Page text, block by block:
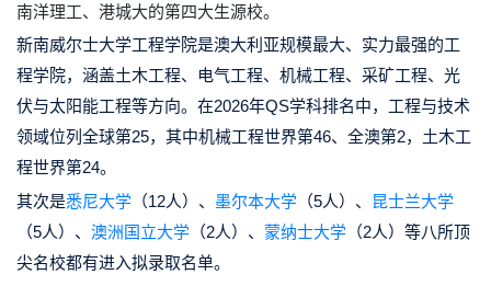
南洋理工、港城大的第四大生源校。
新南威尔士大学工程学院是澳大利亚规模最大、实力最强的工
程学院，涵盖土木工程、电气工程、机械工程、采矿工程、光
伏与太阳能工程等方向。在2026年QS学科排名中，工程与技术
领域位列全球第25，其中机械工程世界第46、全澳第2，土木工
程世界第24。
其次是悉尼大学 （12人）、 墨尔本大学 （5人）、
昆士兰大学
（5人）、 澳洲国立大学 （2人）、 蒙纳士大学 （2人）等八所顶
尖名校都有进入拟录取名单。